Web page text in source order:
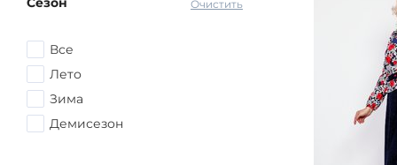
Розовый
Желтый
Голубой
Оранжевый
Очистить
Все
Лето
Зима
Демисезон